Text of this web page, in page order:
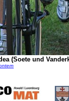
(Soete und